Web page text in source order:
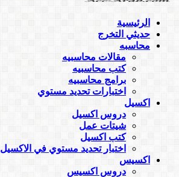
الرئيسية
حديثي التخرج
محاسبه
مقالات محاسبيه
كتب محاسبيه
برامج محاسبيه
اختبارات تحديد مستوي
اكسيل
دروس اكسيل
شيتات عمل
كتب اكسيل
اختبار تحديد مستوي في الاكسيل
اكسيس
دروس اكسيس